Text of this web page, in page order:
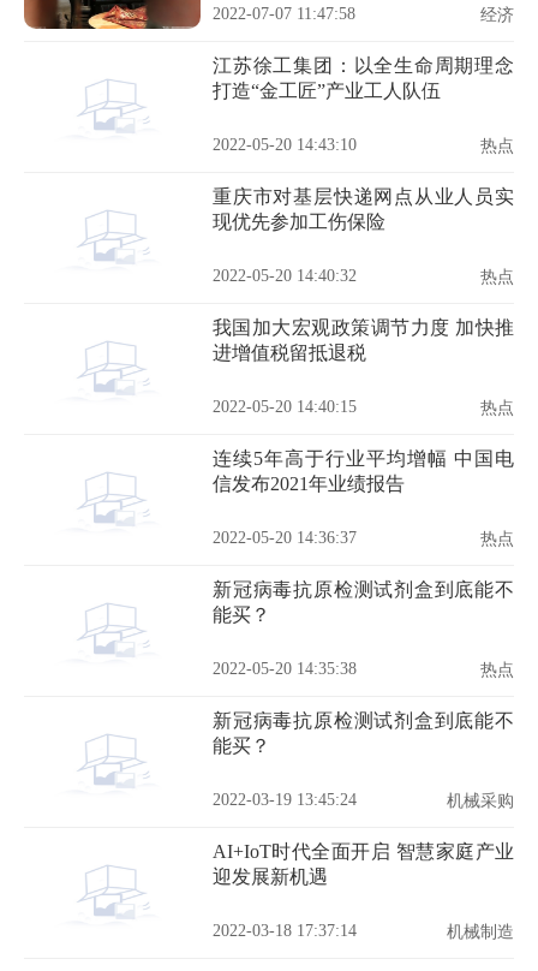
2022-07-07 11:47:58 经济
江苏徐工集团：以全生命周期理念
打造“金工匠”产业工人队伍
2022-05-20 14:43:10 热点
重庆市对基层快递网点从业人员实
现优先参加工伤保险
2022-05-20 14:40:32 热点
我国加大宏观政策调节力度 加快推
进增值税留抵退税
2022-05-20 14:40:15 热点
连续5年高于行业平均增幅 中国电
信发布2021年业绩报告
2022-05-20 14:36:37 热点
新冠病毒抗原检测试剂盒到底能不
能买？
2022-05-20 14:35:38 热点
新冠病毒抗原检测试剂盒到底能不
能买？
2022-03-19 13:45:24 机械采购
AI+IoT时代全面开启 智慧家庭产业
迎发展新机遇
2022-03-18 17:37:14 机械制造